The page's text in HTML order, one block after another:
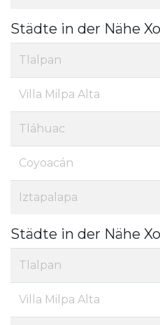
Städte in der Nähe
Tlalpan
Villa Milpa Alta
Tláhuac
Coyoacán
Iztapalapa
Städte in der Nähe
Tlalpan
Villa Milpa Alta